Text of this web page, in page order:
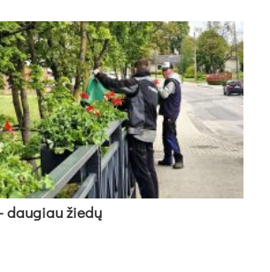
dau­giau žie­dų